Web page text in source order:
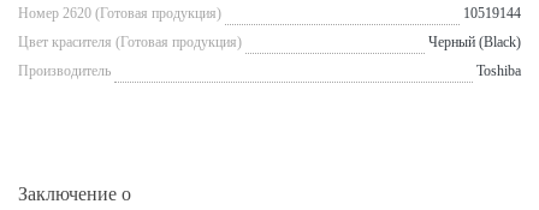
Номер 2620 (Готовая продукция)
10519144
Цвет красителя (Готовая продукция)
Черный (Black)
Производитель
Toshiba
Заключение о